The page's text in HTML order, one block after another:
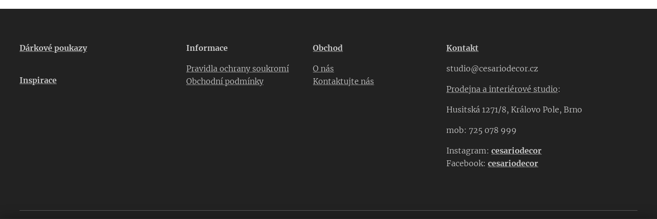
Dárkové poukazy
Inspirace
Informace
Pravidla ochrany soukromí
Obchodní podmínky
Obchod
O nás
Kontaktujte nás
Kontakt
studio@cesariodecor.cz
Prodejna a interiérové studio:
Husitská 1271/8, Královo Pole, Brno
mob: 725 078 999
Instagram:cesariodecor
Facebook:cesariodecor